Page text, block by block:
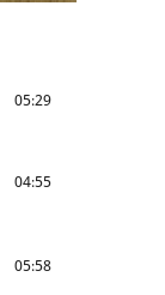
05:29
04:55
05:58